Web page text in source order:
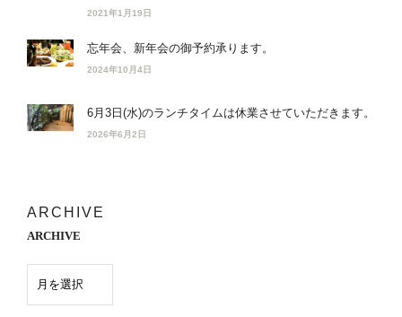
2021年1月19日
忘年会、新年会の御予約承ります。
2024年10月4日
6月3日(水)のランチタイムは休業させていただきます。
2026年6月2日
ARCHIVE
ARCHIVE